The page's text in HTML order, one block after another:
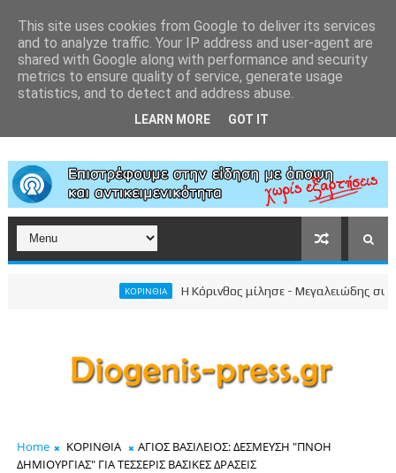
ΚΟΡΙΝΘΙΑ Η Κόρινθος μίλησε - Μεγαλειώδης
Home ΚΟΡΙΝΘΙΑ
ΑΓΙΟΣ ΒΑΣΙΛΕΙΟΣ: ΔΕΣΜΕΥΣΗ "ΠΝΟΗ
ΔΗΜΙΟΥΡΓΙΑΣ" ΓΙΑ ΤΕΣΣΕΡΙΣ ΒΑΣΙΚΕΣ ΔΡΑΣΕΙΣ
This site uses cookies from Google to deliver its services
and to analyze traffic. Your IP address and user-agent are
shared with Google along with performance and security
metrics to ensure quality of service, generate usage
statistics, and to detect and address abuse.
LEARN MORE GOT IT